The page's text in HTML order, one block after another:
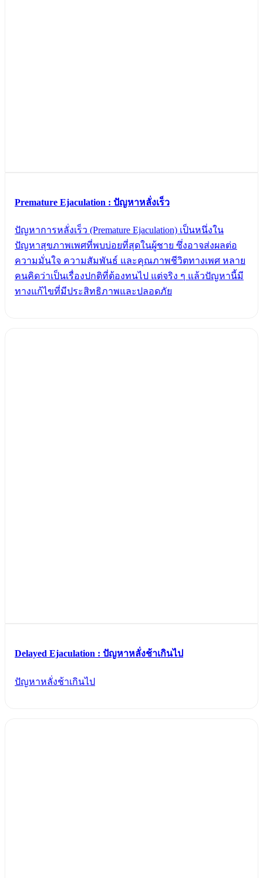
Premature Ejaculation : ปัญหาหลั่งเร็ว
ปัญหาการหลั่งเร็ว (Premature Ejaculation) เป็นหนึ่งใน
ปัญหาสุขภาพเพศที่พบบ่อยที่สุดในผู้ชาย ซึ่งอาจส่งผลต่อ
ความมั่นใจ ความสัมพันธ์ และคุณภาพชีวิตทางเพศ หลาย
คนคิดว่าเป็นเรื่องปกติที่ต้องทนไป แต่จริง ๆ แล้วปัญหานี้มี
ทางแก้ไขที่มีประสิทธิภาพและปลอดภัย
Delayed Ejaculation : ปัญหาหลั่งช้าเกินไป
ปัญหาหลั่งช้าเกินไป